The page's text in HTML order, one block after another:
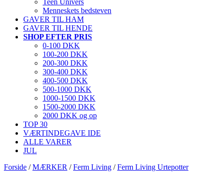
Teen Univers
Menneskets bedsteven
GAVER TIL HAM
GAVER TIL HENDE
SHOP EFTER PRIS
0-100 DKK
100-200 DKK
200-300 DKK
300-400 DKK
400-500 DKK
500-1000 DKK
1000-1500 DKK
1500-2000 DKK
2000 DKK og op
TOP 30
VÆRTINDEGAVE IDE
ALLE VARER
JUL
Forside /MÆRKER /Ferm Living /Ferm Living Urtepotter